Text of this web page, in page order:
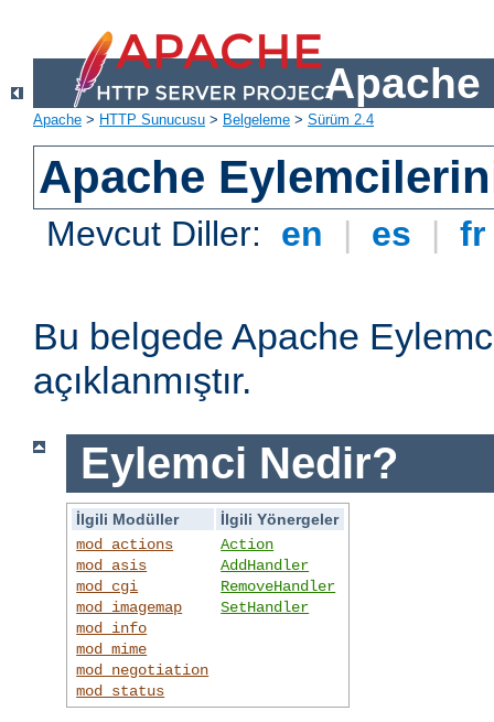
Apache
Apache > HTTP Sunucusu > Belgeleme > Sürüm 2.4
Apache
Mevcut Diller: en | es |
Bu belgede Apache
açıklanmıştır.
Eylemci Nedir?
İlgili Modüller
İlgili Yönergeler
mod_actions
mod_asis
mod_cgi
mod_imagemap
mod_info
mod_mime
mod_negotiation
mod_status
Action
AddHandler
RemoveHandler
SetHandler